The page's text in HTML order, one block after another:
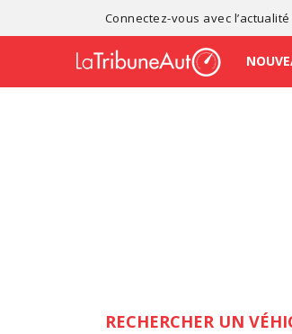
Connectez-vous avec l’
RECHERCHER UN